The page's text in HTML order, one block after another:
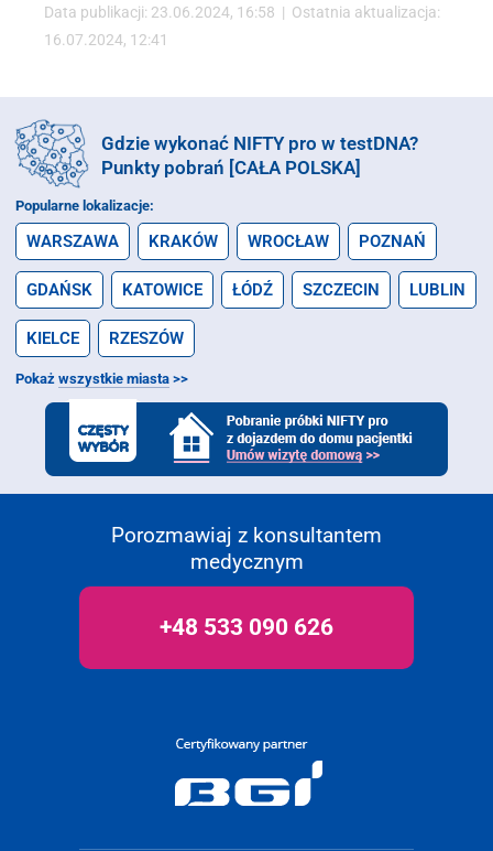
Data publikacji: 23.06.2024, 16:58 | Ostatnia aktualizacja:
16.07.2024, 12:41
Gdzie wykonać NIFTY pro w testDNA?
Punkty pobrań [CAŁA POLSKA]
Popularne lokalizacje:
WARSZAWA KRAKÓW WROCŁAW POZNAŃ
GDAŃSK KATOWICE ŁÓDŹ SZCZECIN LUBLIN
KIELCE RZESZÓW
Pokaż wszystkie miasta >>
Porozmawiaj z konsultantem
medycznym
+48 533 090 626